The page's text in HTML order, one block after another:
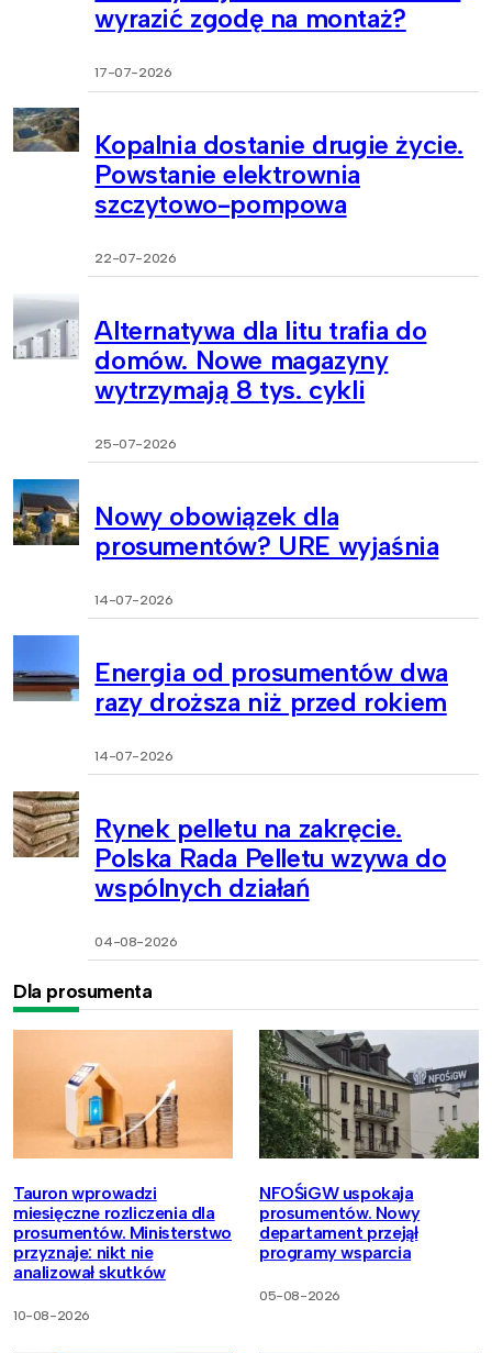
wyrazić zgodę na montaż?
17-07-2026
Kopalnia dostanie drugie życie.
Powstanie elektrownia
szczytowo-pompowa
22-07-2026
Alternatywa dla litu trafia do
domów. Nowe magazyny
wytrzymają 8 tys. cykli
25-07-2026
Nowy obowiązek dla
prosumentów? URE wyjaśnia
14-07-2026
Energia od prosumentów dwa
razy droższa niż przed rokiem
14-07-2026
Rynek pelletu na zakręcie.
Polska Rada Pelletu wzywa do
wspólnych działań
04-08-2026
Dla prosumenta
Tauron wprowadzi
miesięczne rozliczenia dla
prosumentów. Ministerstwo
przyznaje: nikt nie
analizował skutków
10-08-2026
NFOŚiGW uspokaja
prosumentów. Nowy
departament przejął
programy wsparcia
05-08-2026